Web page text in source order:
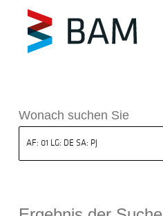
BAM
Wonach suchen Sie